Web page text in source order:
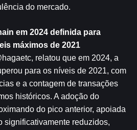
do mercado.
em 2024 definida para
máximos de 2021
relatou que em 2024, a
para os níveis de 2021, com
e a contagem de transações
históricos. A adoção do
do pico anterior, apoiada
significativamente reduzidos,